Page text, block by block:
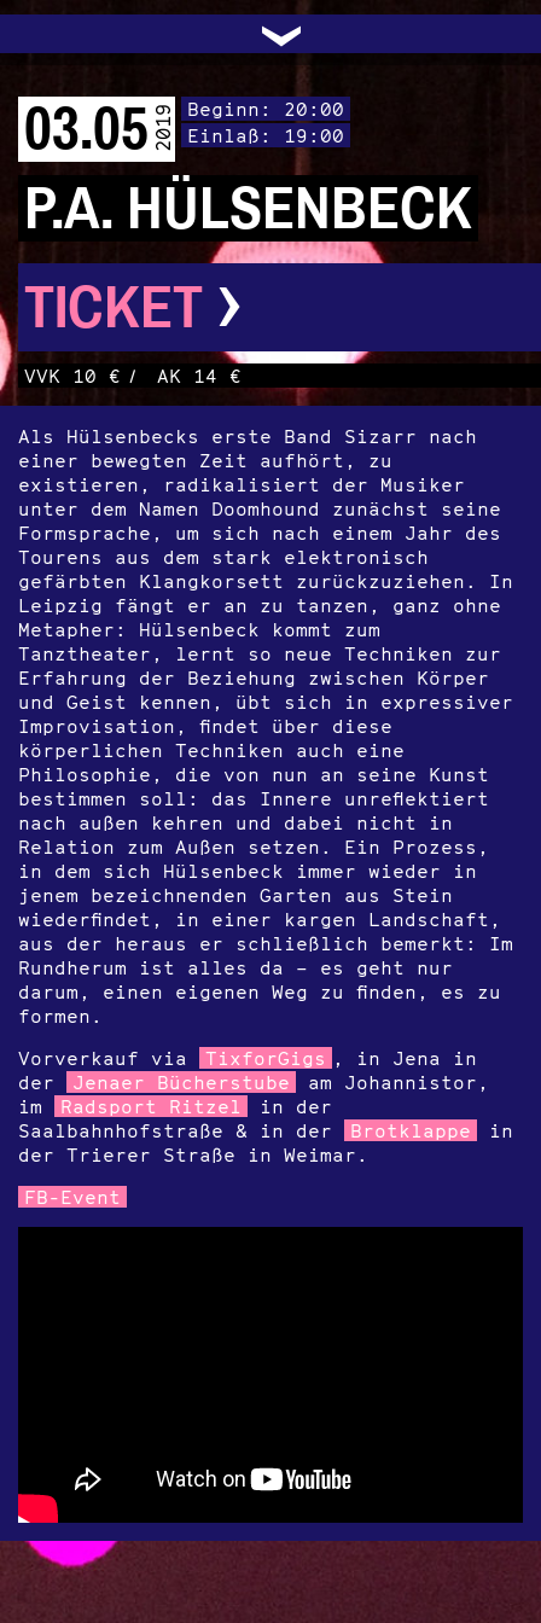
PROGRAMM
ARCHIV
AUDIO|VIDEO
LICHTBLICKE
TRANSIT
OFFENE TÜR
FACEBOOK
INSTAGRAM
KONTAKT
TRAFO
UNTERSTÜTZEN
POLITIK
›
P.A. HÜLSENBECK
TICKET ›
VVK 10 € / AK 14 €
Beginn: 20:00
Einlaß: 19:00
03.052019
Als Hülsenbecks erste Band Sizarr nach
einer bewegten Zeit aufhört, zu
existieren, radikalisiert der Musiker
unter dem Namen Doomhound zunächst seine
Formsprache, um sich nach einem Jahr des
Tourens aus dem stark elektronisch
gefärbten Klangkorsett zurückzuziehen. In
Leipzig fängt er an zu tanzen, ganz ohne
Metapher: Hülsenbeck kommt zum
Tanztheater, lernt so neue Techniken zur
Erfahrung der Beziehung zwischen Körper
und Geist kennen, übt sich in expressiver
Improvisation, findet über diese
körperlichen Techniken auch eine
Philosophie, die von nun an seine Kunst
bestimmen soll: das Innere unreflektiert
nach außen kehren und dabei nicht in
Relation zum Außen setzen. Ein Prozess,
in dem sich Hülsenbeck immer wieder in
jenem bezeichnenden Garten aus Stein
wiederfindet, in einer kargen Landschaft,
aus der heraus er schließlich bemerkt: Im
Rundherum ist alles da – es geht nur
darum, einen eigenen Weg zu finden, es zu
formen.
Vorverkauf via
TixforGigs
, in Jena in
der
Jenaer Bücherstube
am Johannistor,
im
Radsport Ritzel
in der
Saalbahnhofstraße & in der
Brotklappe
in
der Trierer Straße in Weimar.
FB-Event